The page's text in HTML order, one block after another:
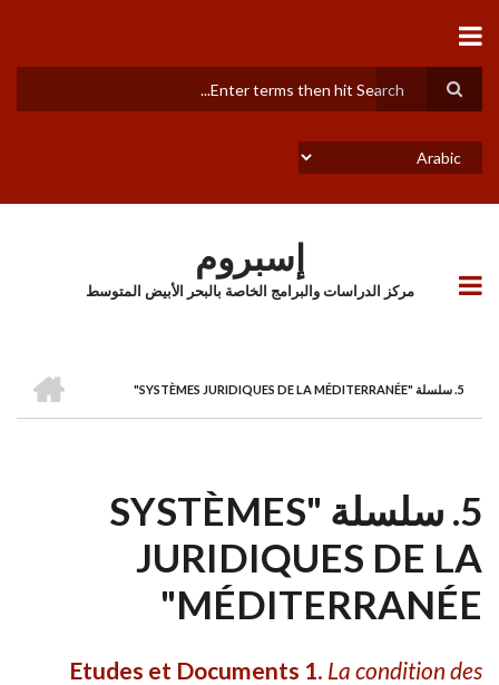
إلى
الرئيسي
Select
your
إسبروم
مركز الدراسات والبرامج الخاصة بالبحر الأبيض المتوسط
BREADCRUMB
5. سلسلة "SYSTÈMES JURIDIQUES DE LA MÉDITERRANÉE"
5. سلسلة "SYSTÈMES
JURIDIQUES DE LA
MÉDITERRANÉE"
Etudes et Documents 1. La condition des